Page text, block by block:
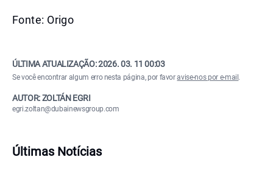
Fonte: Origo
ÚLTIMA ATUALIZAÇÃO:2026. 03. 11 00:03
Se você encontrar algum erro nesta página, por favoravise-nos por e-mail .
AUTOR: ZOLTÁN EGRI
egri.zoltan@dubainewsgroup.com
Últimas Notícias